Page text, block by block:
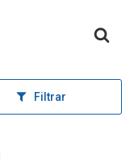
Filtrar